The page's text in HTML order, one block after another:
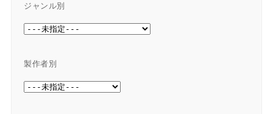
ジャンル別
製作者別